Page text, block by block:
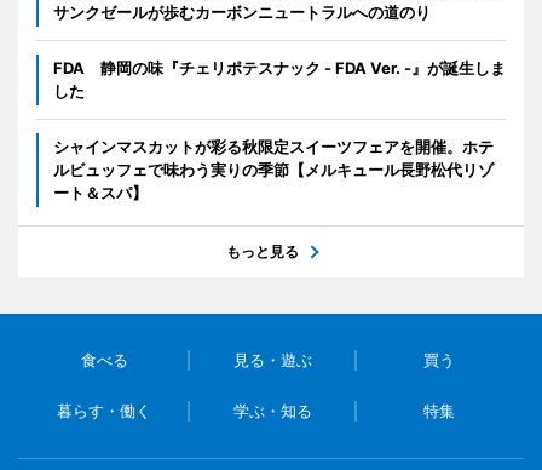
サンクゼールが歩むカーボンニュートラルへの道のり
FDA 静岡の味『チェリポテスナック - FDA Ver. -』が誕生しま
した
シャインマスカットが彩る秋限定スイーツフェアを開催。ホテ
ルビュッフェで味わう実りの季節【メルキュール長野松代リゾ
ート＆スパ】
もっと見る
食べる 見る・遊ぶ 買う
暮らす・働く 学ぶ・知る 特集